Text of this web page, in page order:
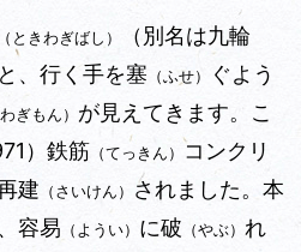
（ときわぎばし）
（別名は九輪
、行く手を塞 （ふせ）
ぐよう
ぎもん） が見えてきます。こ
）鉄筋 （てっきん）
コンクリ
建 （さいけん）
されました。本
容易 （ようい） に破 （やぶ） れ